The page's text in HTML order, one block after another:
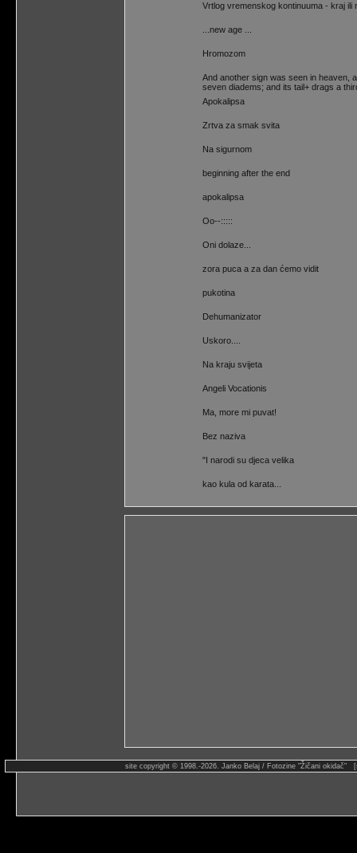
Vrtlog vremenskog kontinuuma - kraj ili
...new age ...
Hromozom
And another sign was seen in heaven,
seven diadems; and its tail+ drags a
Apokalipsa
Zrtva za smak svita
Na sigurnom
beginning after the end
apokalipsa
Oo--:::::
Oni dolaze...
zora puca a za dan ćemo vidit
pukotina
Dehumanizator
Uskoro....
Na kraju svijeta
Angeli Vocationis
Ma, more mi puvat!
Bez naziva
"I narodi su djeca velika
kao kula od karata...
site copyright © 1998.-2026. Janko Belaj / Fotozine "Žičani okidač"